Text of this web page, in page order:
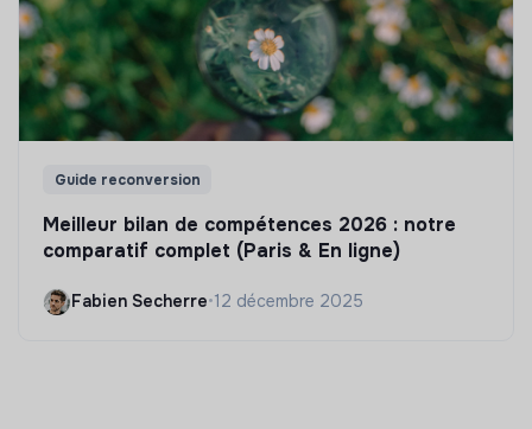
Guide reconversion
Meilleur bilan de compétences 2026 : notre
comparatif complet (Paris & En ligne)
Fabien Secherre•12 décembre 2025